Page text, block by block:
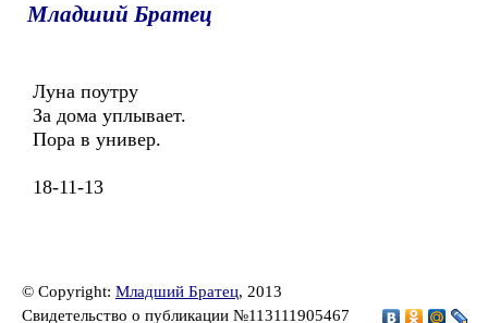
Младший Братец
Луна поутру
За дома уплывает.
Пора в универ.
18-11-13
© Copyright: Младший Братец, 2013
Свидетельство о публикации №113111905467